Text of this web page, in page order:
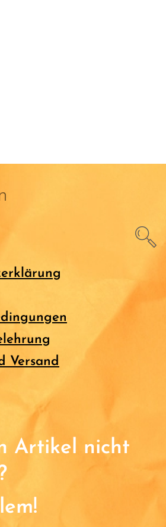
Versand
Artikel nicht